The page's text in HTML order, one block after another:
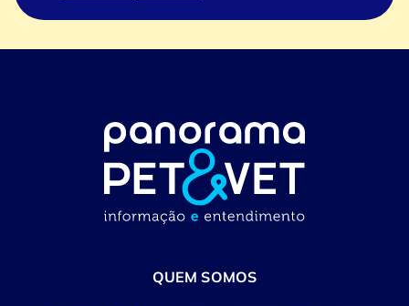
QUEM SOMOS